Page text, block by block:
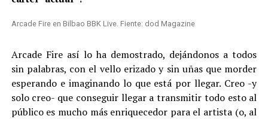
Arcade Fire en Bilbao BBK Live. Fiente: dod Magazine
Arcade Fire así lo ha demostrado, dejándonos a todos
sin palabras, con el vello erizado y sin uñas que morder
esperando e imaginando lo que está por llegar. Creo -y
solo creo- que conseguir llegar a transmitir todo esto al
público es mucho más enriquecedor para el artista (o, al